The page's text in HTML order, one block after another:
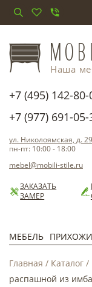
Наша
+7 (495) 142-80-
+7 (977) 691-05-
ул. Николоямская, д.
пн-пт: 10:00 - 18:00
mebel@mobili-stile.ru
ЗАКАЗАТЬ
ЗАМЕР
МЕБЕЛЬ
Главная / Каталог /
распашной из